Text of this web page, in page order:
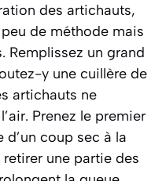
des artichauts,
de méthode mais
Remplissez un grand
y une cuillère de
artichauts ne
Prenez le premier
d’un coup sec à la
une partie des